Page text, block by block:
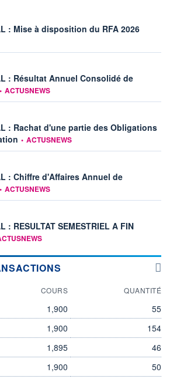
: Mise à disposition du RFA 2026
: Résultat Annuel Consolidé de
information fournie par
• ACTUSNEWS
: Rachat d'une partie des Obligations
information fournie par
• ACTUSNEWS
: Chiffre d'Affaires Annuel de
information fournie par
• ACTUSNEWS
: RESULTAT SEMESTRIEL A FIN
fournie par
COURS QUANTITÉ
1,900
55
1,900
154
1,895
46
1,900
50